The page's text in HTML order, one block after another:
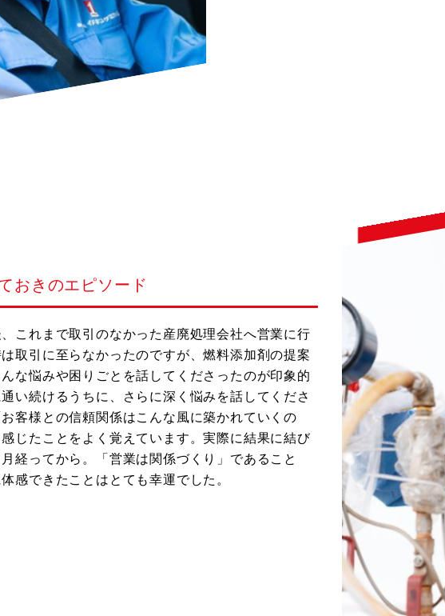
おきのエピソード
これまで取引のなかった産廃処理会社へ営業に行
取引に至らなかったのですが、燃料添加剤の提案
な悩みや困りごとを話してくださったのが印象的
い続けるうちに、さらに深く悩みを話してくださ
客様との信頼関係はこんな風に築かれていくの
じたことをよく覚えています。実際に結果に結び
経ってから。「営業は関係づくり」であること
感できたことはとても幸運でした。